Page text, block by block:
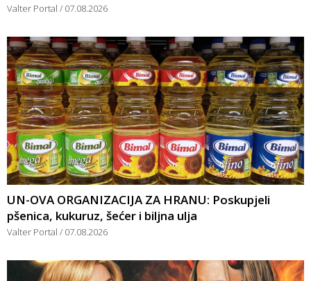
Valter Portal 07.08.2026
UN-OVA ORGANIZACIJA ZA HRANU: Poskupjeli
pšenica, kukuruz, šećer i biljna ulja
Valter Portal 07.08.2026